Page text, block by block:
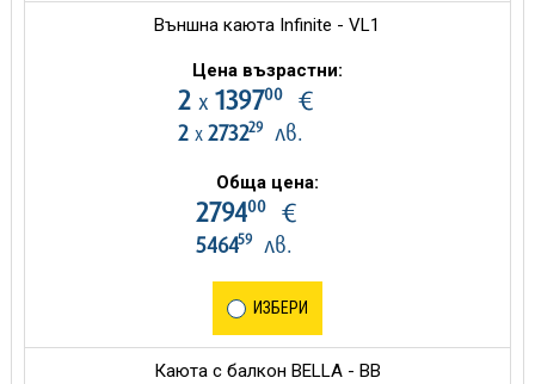
Външна каюта Infinite - VL1
Цена възрастни:
2 х 139700€
2 х 273229лв.
Обща цена:
279400€
546459лв.
ИЗБЕРИ
Каюта с балкон BELLA - BB